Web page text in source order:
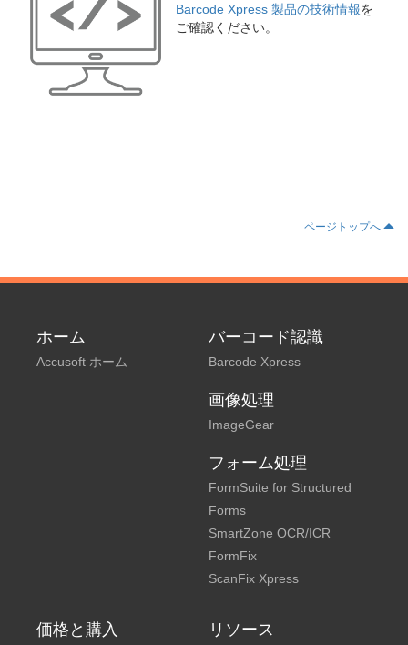
Barcode Xpress 製品の技術情報を
ご確認ください。
ページトップへ
ホーム
Accusoft ホーム
バーコード認識
Barcode Xpress
画像処理
ImageGear
フォーム処理
FormSuite for Structured
Forms
SmartZone OCR/ICR
FormFix
ScanFix Xpress
価格と購入 リソース